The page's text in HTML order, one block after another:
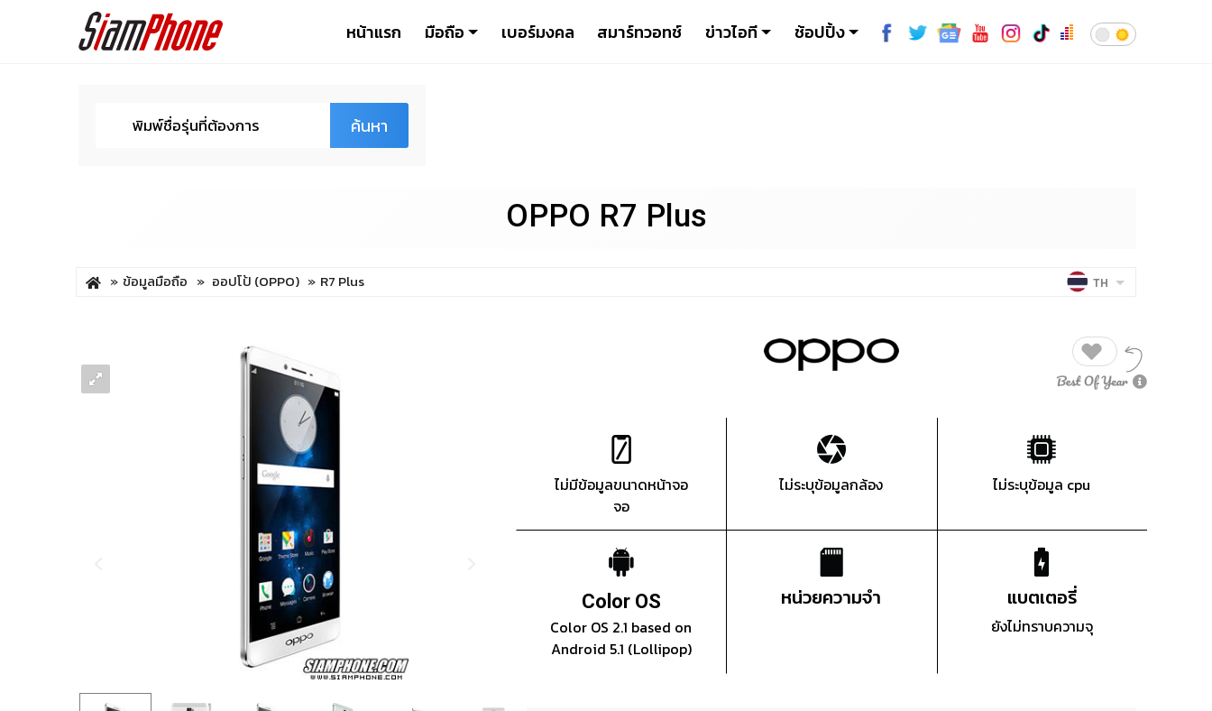
หน้าแรก มือถือ เบอร์มงคล สมาร์ทวอทช์ ข่าวไอที ช้อปปิ้ง
ค้นหา
OPPO R7 Plus
ข้อมูลมือถือ ออปโป้ (OPPO) R7 Plus TH
ไม่มีข้อมูลขนาดหน้าจอ
จอ
ไม่ระบุข้อมูลกล้อง ไม่ระบุข้อมูล cpu
Color OS
Color OS 2.1 based on
Android 5.1 (Lollipop)
หน่วยความจำ แบตเตอรี่
ยังไม่ทราบความจุ